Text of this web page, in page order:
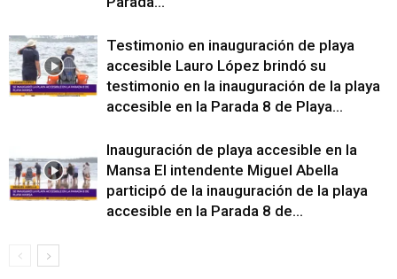
Testimonio en inauguración de playa
accesible Lauro López brindó su
testimonio en la inauguración de la playa
accesible en la Parada 8 de Playa...
Inauguración de playa accesible en la
Mansa El intendente Miguel Abella
participó de la inauguración de la playa
accesible en la Parada 8 de...